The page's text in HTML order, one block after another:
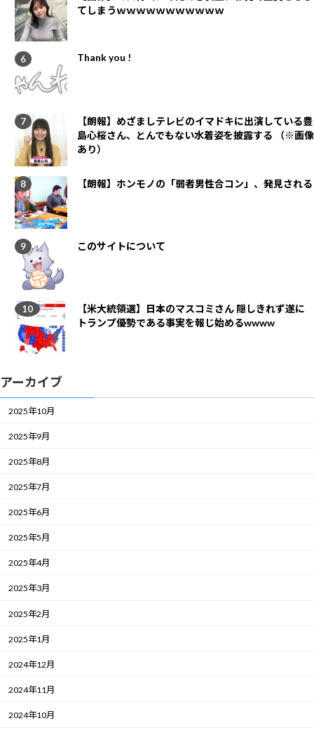
てしまうｗｗｗｗｗｗｗｗｗｗｗ
Thank you !
【朗報】めざましテレビのイマドキに出演している豊
島心桜さん、とんでもない水着姿を披露する （※画像
あり）
【朗報】ホンモノの「弱者男性合コン」、発見される
このサイトについて
【米大統領選】日本のマスコミさん 隠しきれず遂に
トランプ優勢である事実を報じ始めるwwww
アーカイブ
2025年10月
2025年9月
2025年8月
2025年7月
2025年6月
2025年5月
2025年4月
2025年3月
2025年2月
2025年1月
2024年12月
2024年11月
2024年10月